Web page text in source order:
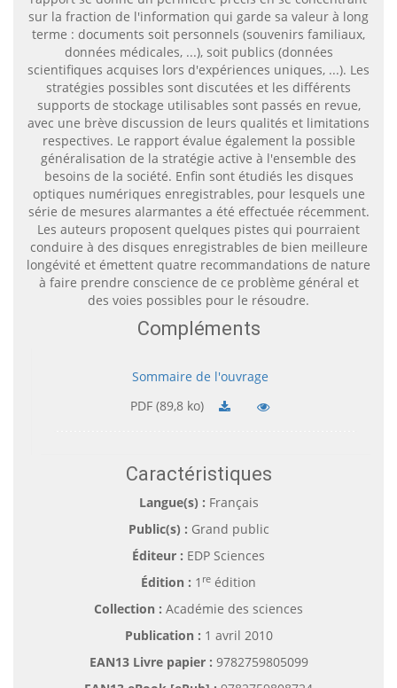
sur la fraction de l'information qui garde sa valeur à long
terme : documents soit personnels (souvenirs familiaux,
données médicales, ...), soit publics (données
scientifiques acquises lors d'expériences uniques, ...). Les
stratégies possibles sont discutées et les différents
supports de stockage utilisables sont passés en revue,
avec une brève discussion de leurs qualités et limitations
respectives. Le rapport évalue également la possible
généralisation de la stratégie active à l'ensemble des
besoins de la société. Enfin sont étudiés les disques
optiques numériques enregistrables, pour lesquels une
série de mesures alarmantes a été effectuée récemment.
Les auteurs proposent quelques pistes qui pourraient
conduire à des disques enregistrables de bien meilleure
longévité et émettent quatre recommandations de nature
à faire prendre conscience de ce problème général et
des voies possibles pour le résoudre.
Compléments
Sommaire de l'ouvrage
PDF (89,8 ko)
Caractéristiques
Langue(s) : Français
Public(s) : Grand public
Éditeur : EDP Sciences
Édition : 1 re édition
Collection : Académie des sciences
Publication : 1 avril 2010
EAN13 Livre papier : 9782759805099